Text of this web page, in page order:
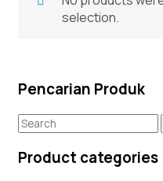
Pencarian Produk
Product categories
selection.